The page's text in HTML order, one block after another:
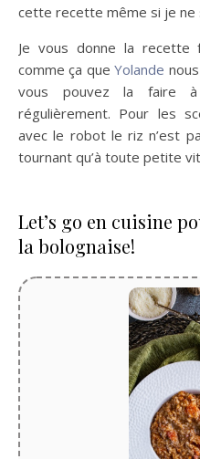
cette recette même si je ne
Je vous donne la recette
comme ça queYolande
vous pouvez la faire à
régulièrement. Pour les
avec le robot le riz n’est
tournant qu’à toute petite
Let’s go en cuisine
la bolognaise!